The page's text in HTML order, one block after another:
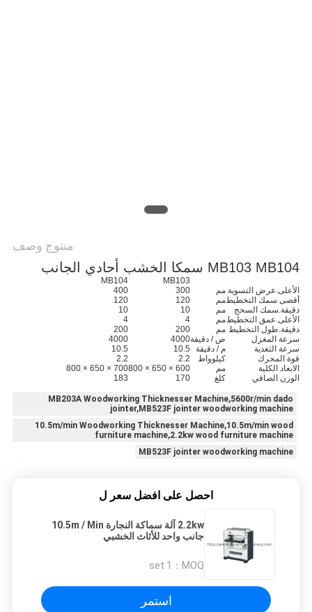
منتوج وصف
MB103 MB104 سمكا الخشب أحادي الجانب
MB103
MB104
الأعلى.عرض التسوية مم 300
400
أقصى سمك التخطيطمم 120
120
دقيقة.سمك السحج
مم 10
10
الأعلى.عمق التخطيطمم 4
4
دقيقة.طول التخطيط مم 200
200
سرعة المغزل
ص / دقيقة4000
4000
سرعة التغذية
م / دقيقة 10.5
10.5
قوة المحرك
كيلوواط 2.2
2.2
الابعاد الكلية
مم 600 × 650 × 800
700 × 650 × 800
الوزن الصافي
كلغ 170
183
MB203A Woodworking Thicknesser Machine,5600r/min dado
jointer,MB523F jointer woodworking machine
10.5m/min Woodworking Thicknesser Machine,10.5m/min wood
furniture machine,2.2kw wood furniture machine
MB523F jointer woodworking machine
احصل على افضل سعر ل
2.2kw آلة سماكة النجارة 10.5m / Min
جانب واحد للأثاث الخشبي
MOQ：
1 set
استمر